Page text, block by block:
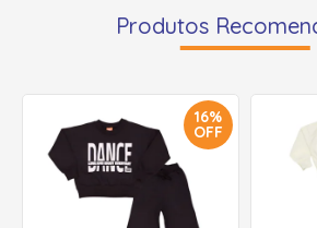
Produtos
16%
OFF